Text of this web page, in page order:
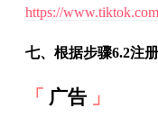
https://
七、根据步骤6.2注
广告